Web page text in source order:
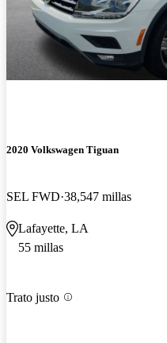
2020 Volkswagen Tiguan
SEL FWD 38,547 millas
Lafayette, LA
55 millas
Trato justo